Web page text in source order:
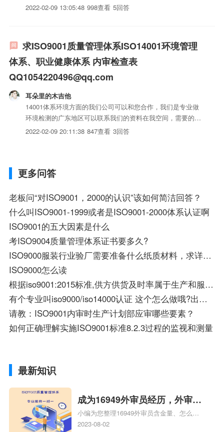
2022-02-09 13:05:48 998查看 5回答
求ISO9001质量管理体系ISO14001环境管理
体系、职业健康体系 内审检查表
QQ1054220496@qq.com
耳朵里的木吉他
14001体系环境方面的我们公司可以和您合作，我们是专业做
环境检测的广东地区可以联系我们的资料在我空间，需要的话
可以联系我哦
2022-02-09 20:11:38 847查看 3回答
更多问答
老板问“对ISO9001，2000的认识”该如何简洁回答？
什么叫ISO9001-1999或者是ISO9001-2000体系认证啊
ISO9001的五大因素是什么
考ISO9004质量管理体系证书要多久?
ISO9000服装行业验厂需要准备什么纸质材料，求详细解答！！！
ISO9000怎么读
根据iso9001:2015标准,供方供货及时率属于生产和服务提供过程的绩效指标吗？
有个专业叫iso9000/iso14000认证 这个怎么做哦?出来工资高麽?
请教：ISO9001内审时生产计划部应审哪些要素？
如何正确理解实施ISO9001标准8.2.3过程的监视和测量
最新知识
成为16949外审员经历，外审员
16949
小编为您整理16949外审员含金量、怎么才
能成为注册的TS16949:2009的外审员、我
2023-08-02